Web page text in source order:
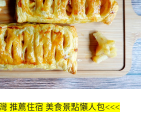
推薦住宿 美食景點懶人包<<<